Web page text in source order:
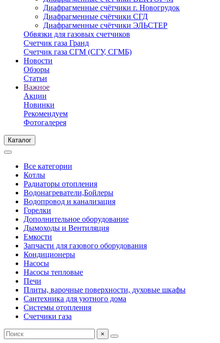
Диафрагменные счётчики г. Новогрудок
Диафрагменные счётчики СГД
Диафрагменные счётчики ЭЛЬСТЕР
Обвязки для газовых счетчиков
Счетчик газа Гранд
Счетчик газа СГМ (СГУ, СГМБ)
Новости
Обзоры
Статьи
Важное
Акции
Новинки
Рекомендуем
Фотогалерея
Каталог
Все категории
Котлы
Радиаторы отопления
Водонагреватели,Бойлеры
Водопровод и канализация
Горелки
Дополнительное оборудование
Дымоходы и Вентиляция
Емкости
Запчасти для газового оборудования
Кондиционеры
Насосы
Насосы тепловые
Печи
Плиты, варочные поверхности, духовые шкафы
Сантехника для уютного дома
Системы отопления
Счетчики газа
×